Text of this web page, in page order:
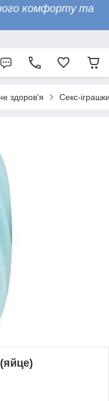
комфорту та
здоров'я Секс-